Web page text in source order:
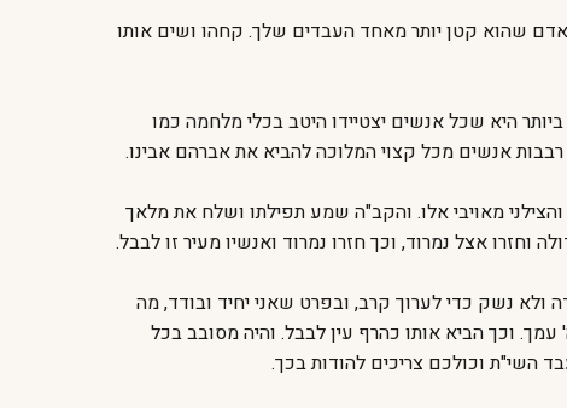
שהוא קטן יותר מאחד העבדים שלך. קחהו ושים אותו
היא שכל אנשים יצטיידו היטב בכלי מלחמה כמו
אנשים מכל קצוי המלוכה להביא את אברהם אבינו.
מאויבי אלו. והקב"ה שמע תפילתו ושלח את מלאך
אצל נמרוד, וכך חזרו נמרוד ואנשיו מעיר זו לבבל.
נשק כדי לערוך קרב, ובפרט שאני יחיד ובודד, מה
וכך הביא אותו כהרף עין לבבל. והיה מסובב בכל
השי"ת וכולכם צריכים להודות בכך.